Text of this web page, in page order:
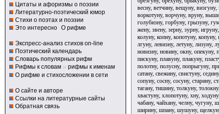
Цитаты и афоризмы о поэзии
Литературно-поэтический юмор
Стихи о поэтах и поэзии
Это интересно О рифме
Экспресс-анализ стихов on-line
Поэтический календарь
Словарь популярных рифм
Рифмы к словам и рифмы к именам
О рифме и стихосложении в сети
О сайте и авторе
Ссылки на литературные сайты
Обратная связь
весну, ветчину, вещуну,
воркотуну, ворчуну, вруну,
голубизну, горбуну, грызуну,
жену, звену, зерну, зурну,
колуну, копну, копотуну,
лгуну, левизну, летуну,
новизну, новину, окну, опекуну,
пискуну, плавуну, плакуну,
полотну, полусну, попрыгуну,
сатану, свежину, свистуну,
сопуну, сосну, сосуну, старину,
тагану, тишину, толкуну,
хвастуну, хлопотуну, хну,
чабану, чайхану, челну,
ширину, шпану, шушуну,